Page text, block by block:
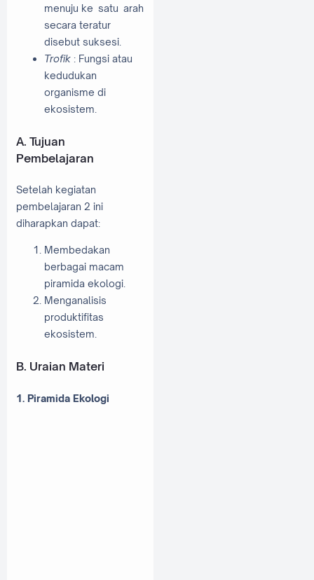
menuju ke satu arah
secara teratur
disebut suksesi.
Trofik : Fungsi atau
kedudukan
organisme di
ekosistem.
A. Tujuan
Pembelajaran
Setelah kegiatan
pembelajaran 2 ini
diharapkan dapat:
Membedakan
berbagai macam
piramida ekologi.
Menganalisis
produktifitas
ekosistem.
B. Uraian Materi
1. Piramida Ekologi